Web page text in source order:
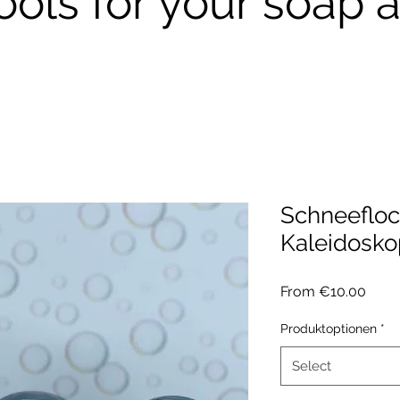
From €10.00
Produktoptionen *
Select